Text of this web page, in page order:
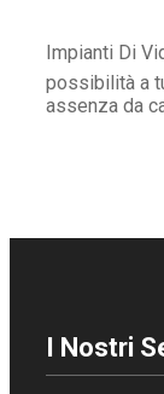
Impianti Di
possibilità a
assenza da
I Nostri